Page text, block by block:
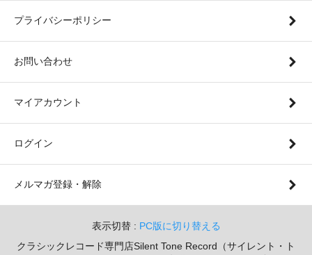
プライバシーポリシー
お問い合わせ
マイアカウント
ログイン
メルマガ登録・解除
表示切替 : PC版に切り替える
クラシックレコード専門店Silent Tone Record（サイレント・ト